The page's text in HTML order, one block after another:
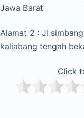
Jawa Barat
Alamat 2 : Jl
kaliabang tengah
Click